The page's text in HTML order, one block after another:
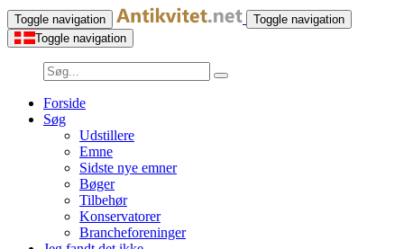
Toggle navigation
Toggle navigation
Toggle navigation
Forside
Søg
Udstillere
Emne
Sidste nye emner
Bøger
Tilbehør
Konservatorer
Brancheforeninger